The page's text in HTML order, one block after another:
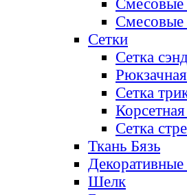
Смесовые
Сетки
Сетка
Сетка
Корсетная
Сетка
Ткань Бязь
Декоративные
Шелк